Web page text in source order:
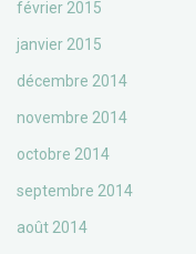
février 2015
janvier 2015
décembre 2014
novembre 2014
octobre 2014
septembre 2014
août 2014